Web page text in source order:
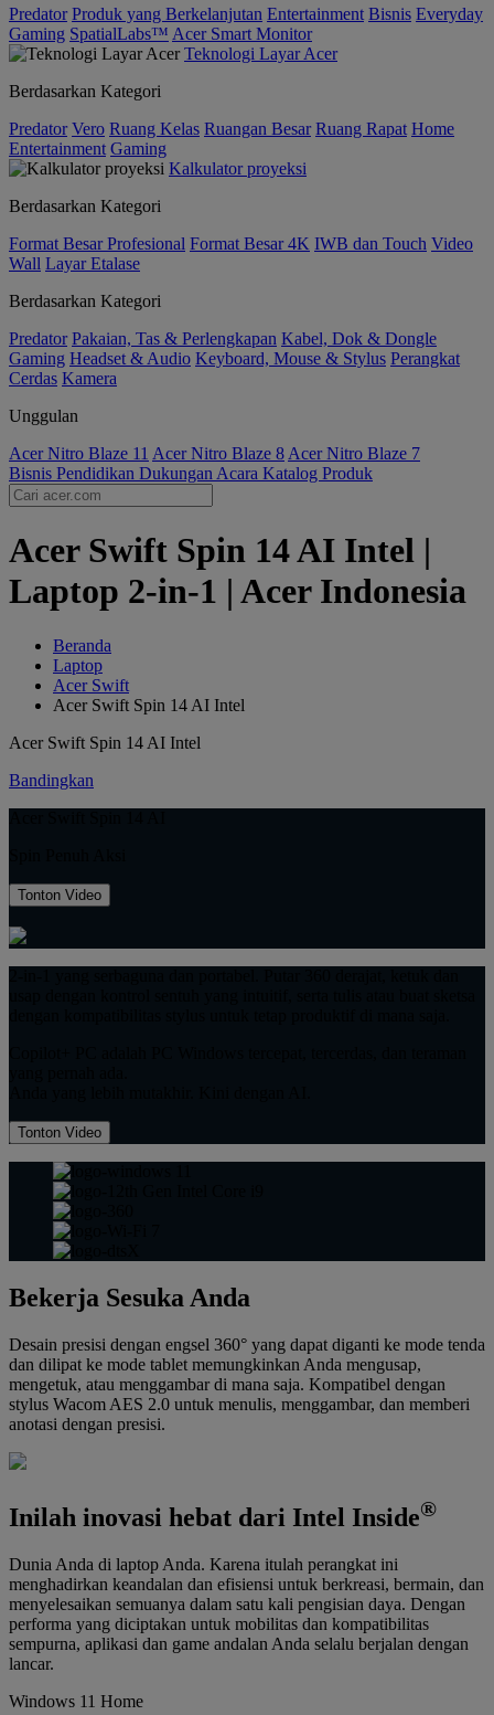
Predator Produk yang Berkelanjutan Entertainment Bisnis Everyday
Gaming SpatialLabs™ Acer Smart Monitor
Teknologi Layar Acer
Berdasarkan Kategori
Predator Vero Ruang Kelas Ruangan Besar Ruang Rapat Home
Entertainment Gaming
Kalkulator proyeksi
Berdasarkan Kategori
Format Besar Profesional Format Besar 4K IWB dan Touch Video
Wall Layar Etalase
Berdasarkan Kategori
Predator Pakaian, Tas & Perlengkapan Kabel, Dok & Dongle
Gaming Headset & Audio Keyboard, Mouse & Stylus Perangkat
Cerdas Kamera
Unggulan
Acer Nitro Blaze 11 Acer Nitro Blaze 8 Acer Nitro Blaze 7
Bisnis Pendidikan Dukungan Acara Katalog Produk
Acer Swift Spin 14 AI Intel |
Laptop 2-in-1 | Acer Indonesia
Beranda
Laptop
Acer Swift
Acer Swift Spin 14 AI Intel
Acer Swift Spin 14 AI Intel
Bandingkan
Tonton Video
Tonton Video
Bekerja Sesuka Anda
Desain presisi dengan engsel 360° yang dapat diganti ke mode tenda
dan dilipat ke mode tablet memungkinkan Anda mengusap,
mengetuk, atau menggambar di mana saja. Kompatibel dengan
stylus Wacom AES 2.0 untuk menulis, menggambar, dan memberi
anotasi dengan presisi.
Inilah inovasi hebat dari Intel Inside®
Dunia Anda di laptop Anda. Karena itulah perangkat ini
menghadirkan keandalan dan efisiensi untuk berkreasi, bermain, dan
menyelesaikan semuanya dalam satu kali pengisian daya. Dengan
performa yang diciptakan untuk mobilitas dan kompatibilitas
sempurna, aplikasi dan game andalan Anda selalu berjalan dengan
lancar.
Windows 11 Home